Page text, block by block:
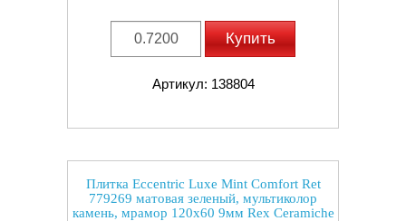
Купить
Артикул: 138804
Плитка Eccentric Luxe Mint Comfort Ret
779269 матовая зеленый, мультиколор
камень, мрамор 120x60 9мм Rex Ceramiche